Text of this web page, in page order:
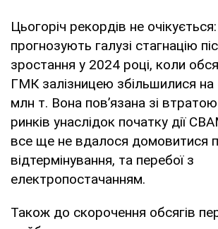
Цьогоріч рекордів не
прогнозують галузі стагнацію
зростання у 2024 році, коли
ГМК залізницею збільшилися на
млн т. Вона пов’язана зі
ринків унаслідок початку дії
все ще не вдалося домовитися
відтермінування, та перебої з
електропостачанням.
Також до скорочення обсягів